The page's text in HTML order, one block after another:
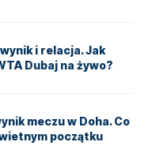
i relacja. Jak
Dubaj na żywo?
meczu w Doha. Co
początku